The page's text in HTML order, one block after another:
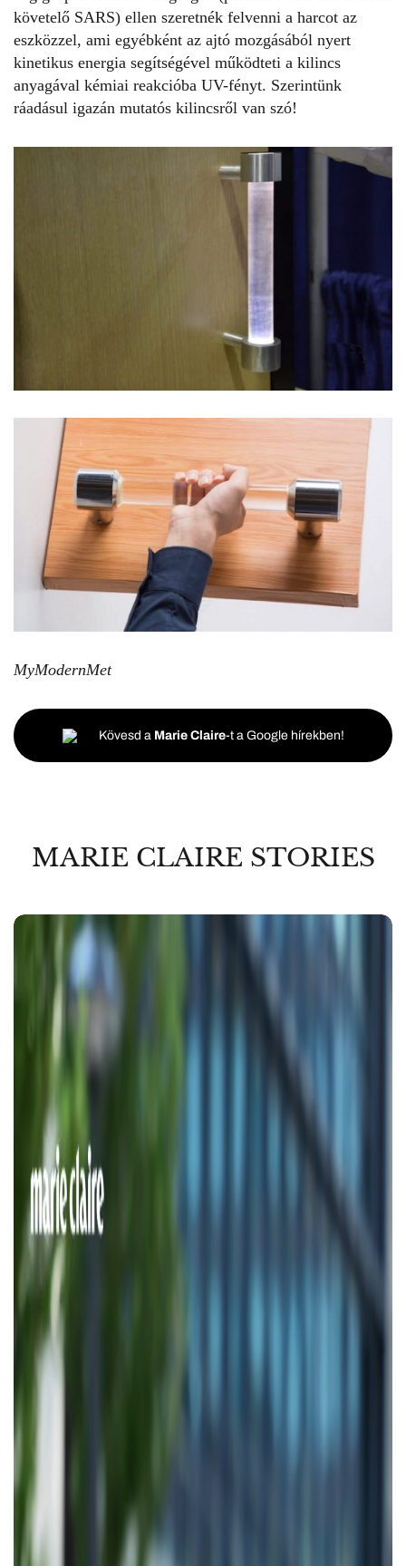
követelő SARS) ellen szeretnék felvenni a harcot az
eszközzel, ami egyébként az ajtó mozgásából nyert
kinetikus energia segítségével működteti a kilincs
anyagával kémiai reakcióba UV-fényt. Szerintünk
ráadásul igazán mutatós kilincsről van szó!
MyModernMet
Kövesd a Marie Claire-t a Google hírekben!
MARIE CLAIRE STORIES